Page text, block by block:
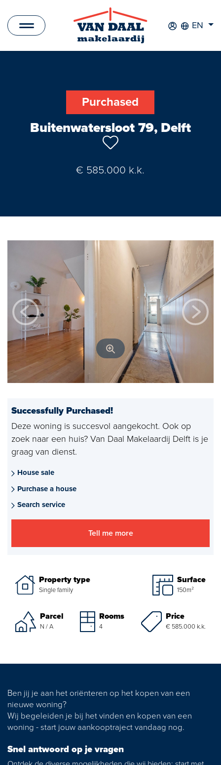
EN
Services
Selling
Buying
Exclusive living
Appraisals
Rental
Mortgages
project advise
Energy Label
About Van Daal
Search service
News
Contact
Purchased
Buitenwatersloot 79, Delft
€ 585.000 k.k.
Successfully Purchased!
Deze woning is succesvol aangekocht. Ook op
zoek naar een huis? Van Daal Makelaardij Delft is je
graag van dienst.
House sale
Purchase a house
Search service
Tell me more
Property type
Single family
Surface
150m²
Parcel
N / A
Rooms
4
Price
€ 585.000 k.k.
Ben jij je aan het oriënteren op het kopen van een
nieuwe woning?
Wij begeleiden je bij het vinden en kopen van een
woning - start jouw aankooptraject vandaag nog.
Snel antwoord op je vragen